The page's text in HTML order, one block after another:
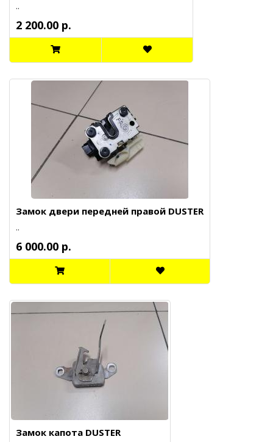
..
2 200.00 р.
Замок двери передней правой DUSTER
..
6 000.00 р.
Замок капота DUSTER